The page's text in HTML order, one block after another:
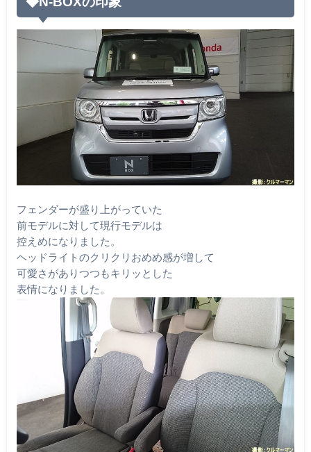
フェンダーが盛り上がっていた
前モデルに対して現行モデルは
控えめになりました。
ヘッドライトのクリクリおめめ感が増して
可愛さがありつつもキリッとした
表情になりました。